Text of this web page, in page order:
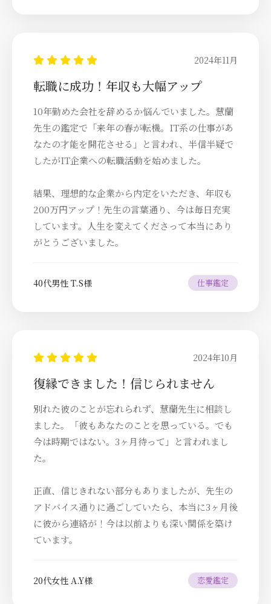
2024年11月
転職に成功！年収も大幅アップ
10年勤めた会社を辞めるか悩んでいました。慧蘭
先生の鑑定で「来年の春が転機。IT系の仕事があ
なたの才能を開花させる」と言われ、半信半疑で
したがIT企業への転職活動を始めました。
結果、理想的な企業から内定をいただき、年収も
200万円アップ！先生の言葉通り、今は毎日充実
しています。人生を変えてくださって本当にあり
がとうございました。
40代男性 T.S様 仕事鑑定
2024年10月
復縁できました！信じられません
別れた彼のことが忘れられず、慧蘭先生に相談し
ました。「彼もあなたのことを思っている。でも
今は時期ではない。3ヶ月待って」と言われまし
た。
正直、信じきれない部分もありましたが、先生の
アドバイス通りに過ごしていたら、本当に3ヶ月後
に彼から連絡が！今は以前よりも深い関係を築け
ています。
20代女性 A.Y様 恋愛鑑定